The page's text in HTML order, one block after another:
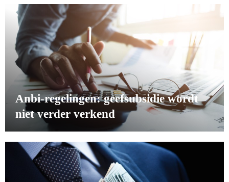
Anbi-regelingen: geefsubsidie wordt
niet verder verkend